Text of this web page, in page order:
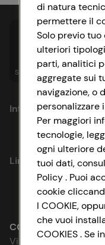
Spesa online
Informazioni
Privacy Policy
Cookie Policy
Impostazioni Cookie
Accessibilità
Link utili
Lavora con noi
Le cooperative
CONAD SOCIETÀ
Via Michelino, 59 |
di natura
permettere il
Solo previo tuo
ulteriori
parti, analitici
aggregate sui
navigazione, o
personalizzare
Per maggiori
tecnologie,
ogni ulteriore
tuoi dati,
Policy . Puoi
cookie
I COOKIE,
che vuoi
COOKIES . Se